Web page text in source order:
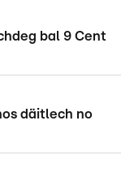
bal 9 Cent
däitlech no